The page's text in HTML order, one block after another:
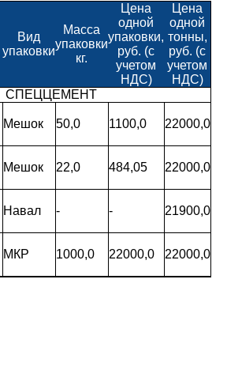
Вид
упаковки
Масса
упаковки
кг.
Цена
одной
упаковки,
руб. (с
учетом
НДС)
Цена
одной
тонны,
руб. (с
учетом
НДС)
СПЕЦЦЕМЕНТ
Мешок 50,0 1100,0 22000,0
Мешок 22,0 484,05 22000,0
Навал - - 21900,0
МКР 1000,0 22000,0 22000,0